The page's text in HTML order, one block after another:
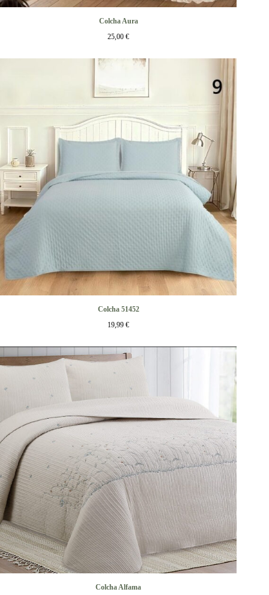
Colcha Aura
25,00€
Colcha 51452
19,99€
Colcha Alfama